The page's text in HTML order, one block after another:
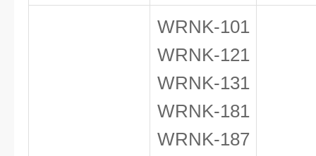
WRNK-101
WRNK-121
WRNK-131
WRNK-181
WRNK-187